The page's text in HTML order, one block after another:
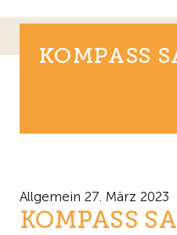
KOMPASS
Allgemein 27. März 2023
KOMPASS